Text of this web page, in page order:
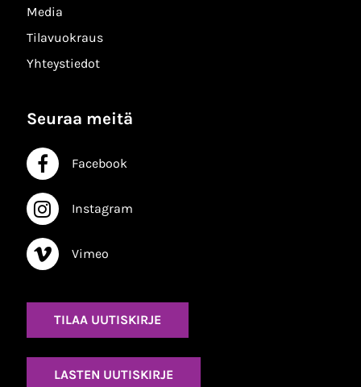
Media
Tilavuokraus
Yhteystiedot
Seuraa meitä
Facebook
Facebook
Instagram
Instagram
Vimeo
Vimeo
TILAA UUTISKIRJE
LASTEN UUTISKIRJE